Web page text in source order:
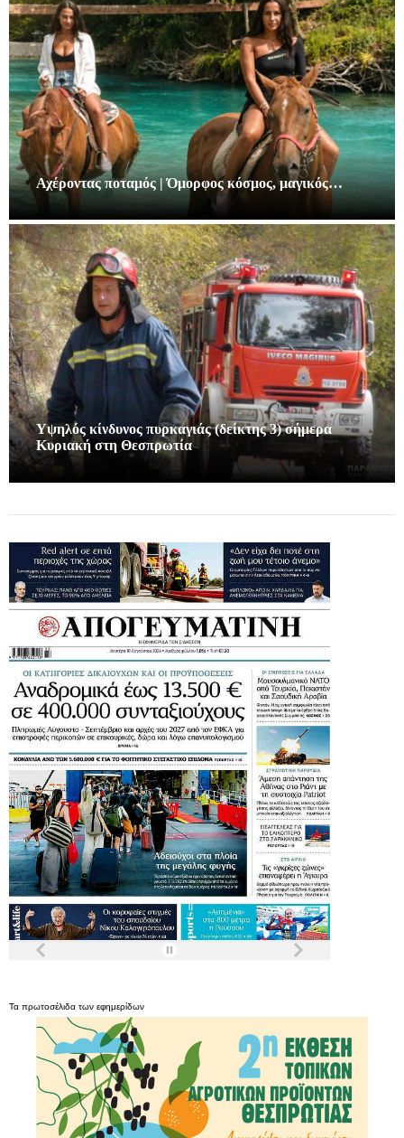
Αχέροντας ποταμός | Όμορφος κόσμος, μαγικός…
Υψηλός κίνδυνος πυρκαγιάς (δείκτης 3) σήμερα
Κυριακή στη Θεσπρωτία
Τα πρωτοσέλιδα των εφημερίδων